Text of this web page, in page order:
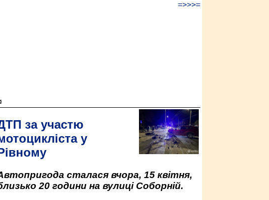
=>>>=
за участю
у
сталася вчора, 15 квітня,
20 години на вулиці Соборній.